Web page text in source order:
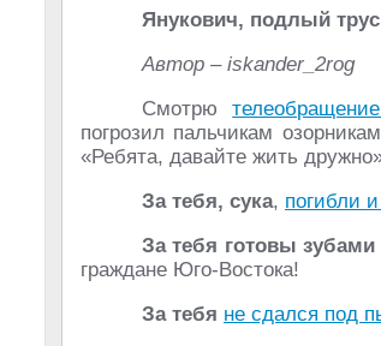
Янукович, подлый
Автор – iskander_2rog
Смотрю
погрозил пальчикам
«Ребята, давайте жить
За тебя, сука, погибли
За тебя готовы зубами
граждане Юго-Востока!
За тебя не сдался под